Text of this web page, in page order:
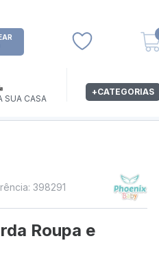
SUA CASA
+CATEGORIAS
398291
Roupa e